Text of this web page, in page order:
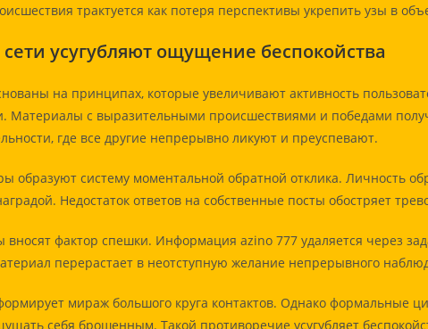
трактуется как потеря перспективы укрепить узы в
усугубляют ощущение беспокойства
на принципах, которые увеличивают активность
Материалы с выразительными происшествиями и победами
где все другие непрерывно ликуют и преуспевают.
образуют систему моментальной обратной отклика. Личность
Недостаток ответов на собственные посты обостряет
фактор спешки. Информация azino 777 удаляется через
перерастает в неотступную желание непрерывного
мираж большого круга контактов. Однако формальные
себя брошенным. Такой противоречие усугубляет